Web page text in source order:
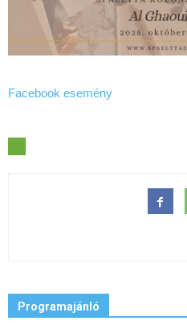
Facebook esemény
Programajánló